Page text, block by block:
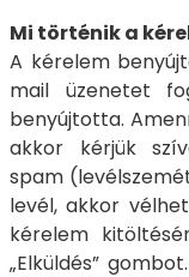
Mi történik a
A kérelem
mail üzenetet
benyújtotta.
akkor kérjük
spam
levél, akkor
kérelem
„Elküldés”